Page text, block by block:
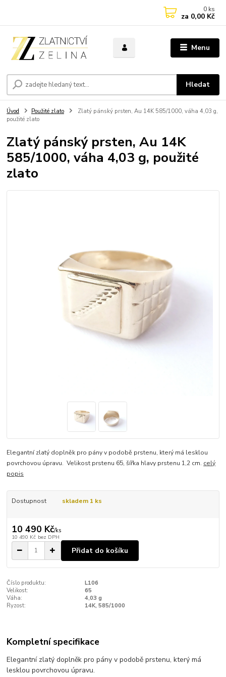
Menu
Hledat
0 ks
za 0,00 Kč
Úvod Použité zlato
Zlatý pánský prsten, Au 14K 585/1000, váha 4,03 g,
použité zlato
Zlatý pánský prsten, Au 14K
585/1000, váha 4,03 g, použité
zlato
Elegantní zlatý doplněk pro pány v podobě prstenu, který má lesklou
povrchovou úpravu. Velikost prstenu 65, šířka hlavy prstenu 1,2 cm. celý
popis
Dostupnost skladem 1 ks
10 490 Kč/ks
10 490 Kč bez DPH
Přidat do košíku
Číslo produktu:
L106
Velikost:
65
Váha:
4,03 g
Ryzost:
14K, 585/1000
Kompletní specifikace
Elegantní zlatý doplněk pro pány v podobě prstenu, který má
lesklou povrchovou úpravu.